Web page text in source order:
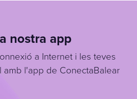
nostra app
a Internet i les teves
amb l'app de ConectaBalear